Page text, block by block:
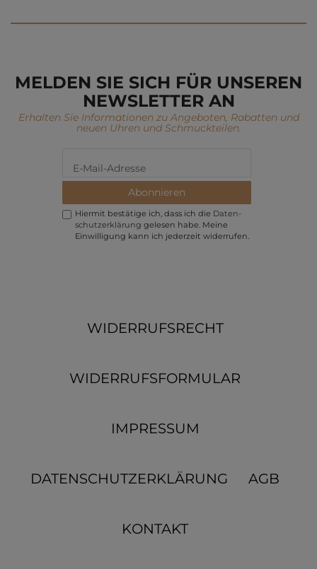
MELDEN SIE SICH FÜR UNSEREN
NEWSLETTER AN
Erhalten Sie Informationen zu Angeboten, Rabatten und
neuen Uhren und Schmuckteilen.
Abonnieren
Hiermit bestätige ich, dass ich die Daten­
schutz­erklärung gelesen habe. Meine
Einwilligung kann ich jederzeit widerrufen.
WIDERRUFSRECHT
WIDERRUFSFORMULAR
IMPRESSUM
DATENSCHUTZERKLÄRUNG AGB
KONTAKT